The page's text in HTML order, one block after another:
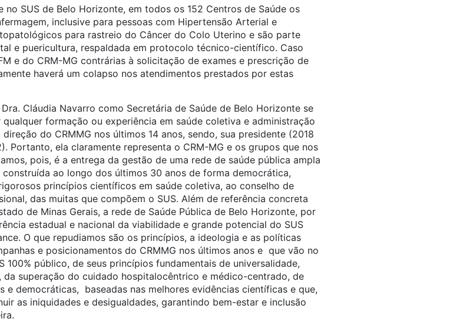
no SUS de Belo Horizonte, em todos os 152 Centros de Saúde os
inclusive para pessoas com Hipertensão Arterial e
para rastreio do Câncer do Colo Uterino e são parte
e puericultura, respaldada em protocolo técnico-científico. Caso
e do CRM-MG contrárias à solicitação de exames e prescrição de
haverá um colapso nos atendimentos prestados por estas
Cláudia Navarro como Secretária de Saúde de Belo Horizonte se
formação ou experiência em saúde coletiva e administração
do CRMMG nos últimos 14 anos, sendo, sua presidente (2018
Portanto, ela claramente representa o CRM-MG e os grupos que nos
pois, é a entrega da gestão de uma rede de saúde pública ampla
ao longo dos últimos 30 anos de forma democrática,
princípios científicos em saúde coletiva, ao conselho de
das muitas que compõem o SUS. Além de referência concreta
de Minas Gerais, a rede de Saúde Pública de Belo Horizonte, por
estadual e nacional da viabilidade e grande potencial do SUS
O que repudiamos são os princípios, a ideologia e as políticas
e posicionamentos do CRMMG nos últimos anos e que vão no
100% público, de seus princípios fundamentais de universalidade,
superação do cuidado hospitalocêntrico e médico-centrado, de
democráticas, baseadas nas melhores evidências científicas e que,
as iniquidades e desigualdades, garantindo bem-estar e inclusão